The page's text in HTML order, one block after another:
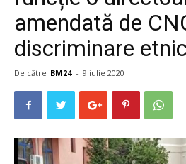
amendată de
discriminare
De către BM24 - 9 iulie 2020